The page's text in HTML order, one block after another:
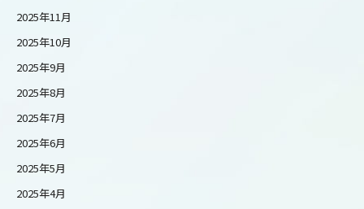
2025年11月
2025年10月
2025年9月
2025年8月
2025年7月
2025年6月
2025年5月
2025年4月